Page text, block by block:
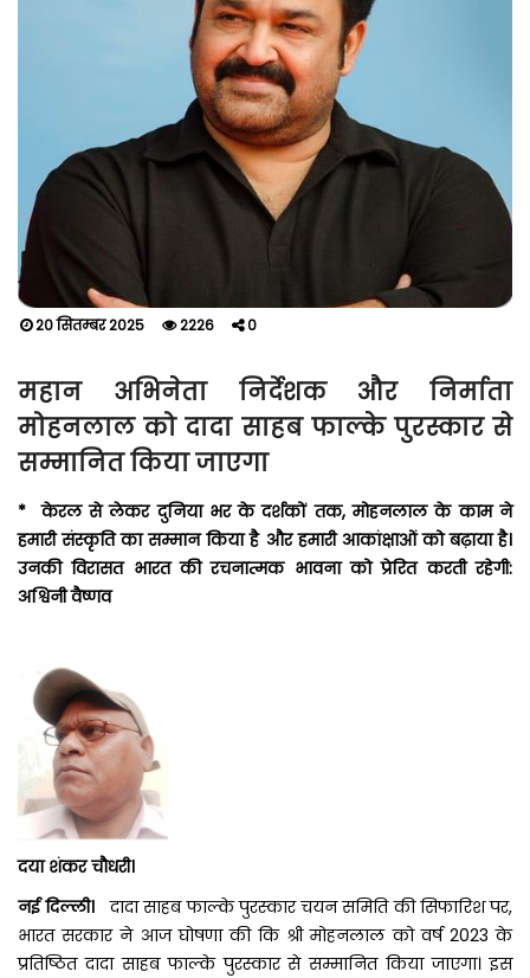
20 सितम्बर 2025 2226 0
महान अभिनेता निर्देशक और निर्माता
मोहनलाल को दादा साहब फाल्के पुरस्कार से
सम्मानित किया जाएगा
* केरल से लेकर दुनिया भर के दर्शकों तक, मोहनलाल के काम ने
हमारी संस्कृति का सम्मान किया है और हमारी आकांक्षाओं को बढ़ाया है।
उनकी विरासत भारत की रचनात्मक भावना को प्रेरित करती रहेगी:
अश्विनी वैष्णव
दया शंकर चौधरी।
नई दिल्ली। दादा साहब फाल्के पुरस्कार चयन समिति की सिफारिश पर,
भारत सरकार ने आज घोषणा की कि श्री मोहनलाल को वर्ष 2023 के
प्रतिष्ठित दादा साहब फाल्के पुरस्कार से सम्मानित किया जाएगा। इस